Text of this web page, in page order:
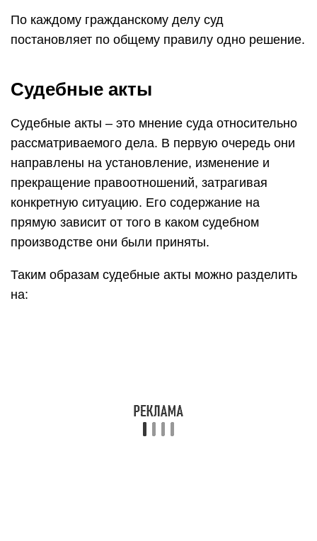
По каждому гражданскому делу суд
постановляет по общему правилу одно решение.
Судебные акты
Судебные акты – это мнение суда относительно
рассматриваемого дела. В первую очередь они
направлены на установление, изменение и
прекращение правоотношений, затрагивая
конкретную ситуацию. Его содержание на
прямую зависит от того в каком судебном
производстве они были приняты.
Таким образам судебные акты можно разделить
на: